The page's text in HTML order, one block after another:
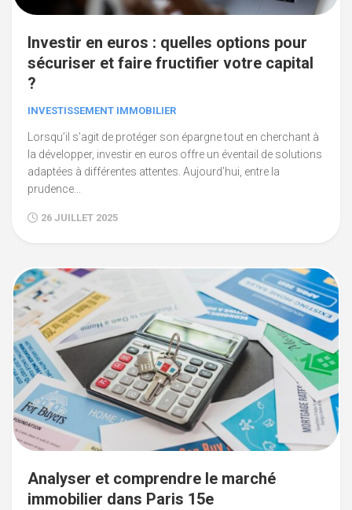
Investir en euros : quelles options pour
sécuriser et faire fructifier votre capital
?
INVESTISSEMENT IMMOBILIER
Lorsqu’il s’agit de protéger son épargne tout en cherchant à
la développer, investir en euros offre un éventail de solutions
adaptées à différentes attentes. Aujourd’hui, entre la
prudence...
26 JUILLET 2025
Analyser et comprendre le marché
immobilier dans Paris 15e